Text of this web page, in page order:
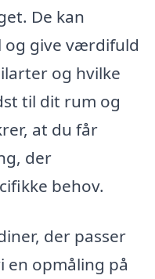
De kan
og give værdifuld
og hvilke
til dit rum og
at du får
der
behov.
der passer
en opmåling på